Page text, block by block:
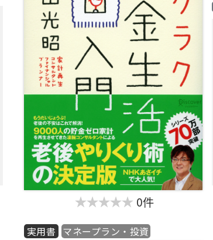
0件
実用書 マネープラン・投資